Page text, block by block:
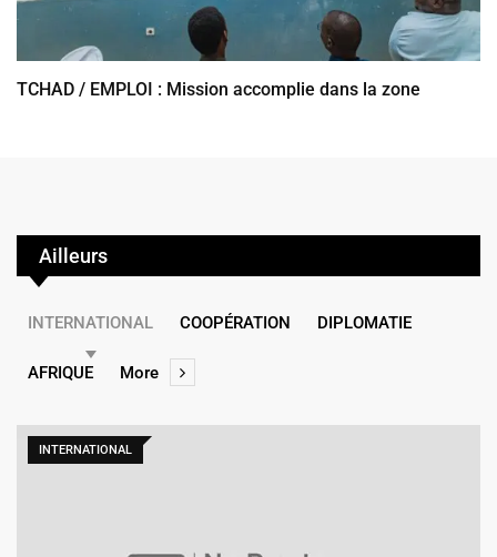
TCHAD / EMPLOI : Mission accomplie dans la zone
Ailleurs
INTERNATIONAL COOPÉRATION DIPLOMATIE
AFRIQUE More
INTERNATIONAL